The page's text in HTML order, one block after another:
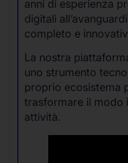
anni di esperienza
digitali
completo e
La nostra
uno strumento
proprio ecosistema
trasformare il modo
attività.